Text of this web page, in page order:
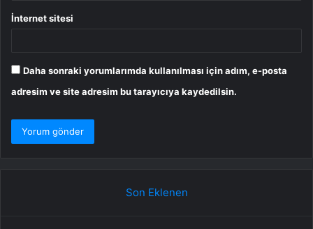
İnternet sitesi
Daha sonraki yorumlarımda kullanılması için adım, e-posta
adresim ve site adresim bu tarayıcıya kaydedilsin.
Son Eklenen